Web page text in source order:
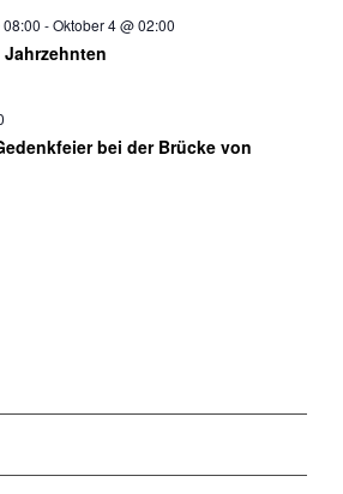
-Oktober 4 @ 02:00
bei der Brücke von